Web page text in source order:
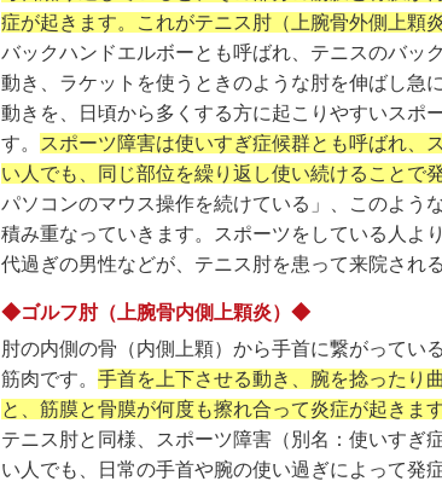
症が起きます。これがテニス肘（上腕骨外側上顆炎
バックハンドエルボーとも呼ばれ、テニスのバッ
動き、ラケットを使うときのような肘を伸ばし急
動きを、日頃から多くする方に起こりやすいスポ
す。
スポーツ障害は使いすぎ症候群とも呼ばれ、
い人でも、同じ部位を繰り返し使い続けることで
パソコンのマウス操作を続けている」、このよう
積み重なっていきます。スポーツをしている人よ
代過ぎの男性などが、テニス肘を患って来院され
◆ゴルフ肘（上腕骨内側上顆炎）◆
肘の内側の骨（内側上顆）から手首に繋がってい
筋肉です。 手首を上下させる動き、腕を捻ったり
と、筋膜と骨膜が何度も擦れ合って炎症が起きま
テニス肘と同様、スポーツ障害（別名：使いすぎ
い人でも、日常の手首や腕の使い過ぎによって発